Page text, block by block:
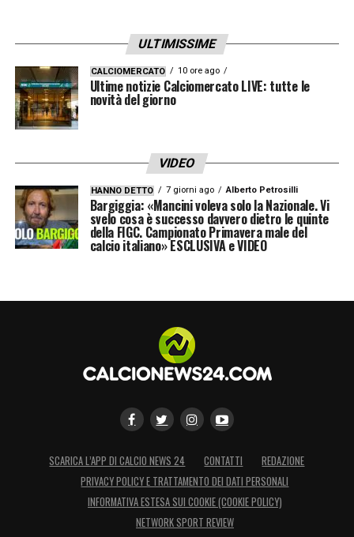
ULTIMISSIME
CALCIOMERCATO 10 ore ago
Ultime notizie Calciomercato LIVE: tutte le
novità del giorno
VIDEO
HANNO DETTO 7 giorni ago Alberto Petrosilli
Bargiggia: «Mancini voleva solo la Nazionale. Vi
svelo cosa è successo davvero dietro le quinte
della FIGC. Campionato Primavera male del
calcio italiano» ESCLUSIVA e VIDEO
SCARICA L’APP DI CALCIO NEWS 24 CONTATTI
REDAZIONE
PRIVACY POLICY E TRATTAMENTO DEI DATI PERSONALI
INFORMATIVA ESTESA SUI COOKIE (COOKIE POLICY)
NETWORK SPORT REVIEW